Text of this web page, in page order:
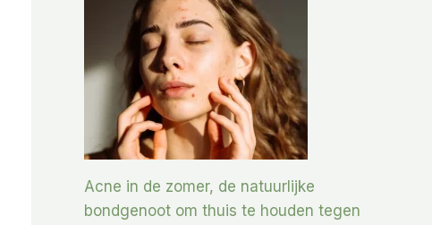
Acne in de zomer, de natuurlijke
bondgenoot om thuis te houden tegen